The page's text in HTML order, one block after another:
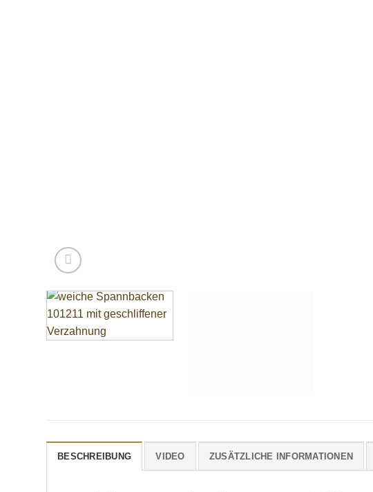
BESCHREIBUNG VIDEO ZUSÄTZLICHE INFORMATIONEN